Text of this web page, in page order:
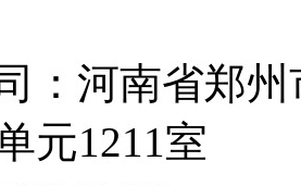
：河南省郑
元1211室